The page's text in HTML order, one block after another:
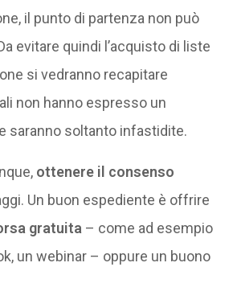
il punto di partenza non può
evitare quindi l’acquisto di liste
si vedranno recapitare
non hanno espresso un
saranno soltanto infastidite.
ottenere il consenso
Un buon espediente è offrire
gratuita – come ad esempio
un webinar – oppure un buono